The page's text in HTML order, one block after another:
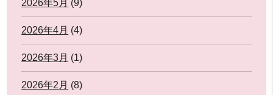
2026年5月 (9)
2026年4月 (4)
2026年3月 (1)
2026年2月 (8)